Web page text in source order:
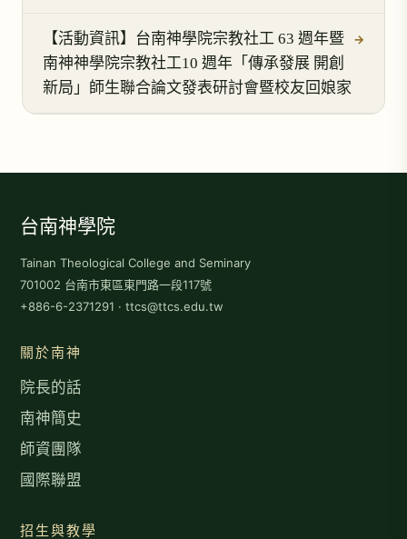
【活動資訊】台南神學院宗教社工 63 週年暨
南神神學院宗教社工10 週年「傳承發展 開創
新局」師生聯合論文發表研討會暨校友回娘家
→
台南神學院
Tainan Theological College and Seminary
701002 台南市東區東門路一段117號
+886-6-2371291 · ttcs@ttcs.edu.tw
關於南神
院長的話
南神簡史
師資團隊
國際聯盟
招生與教學